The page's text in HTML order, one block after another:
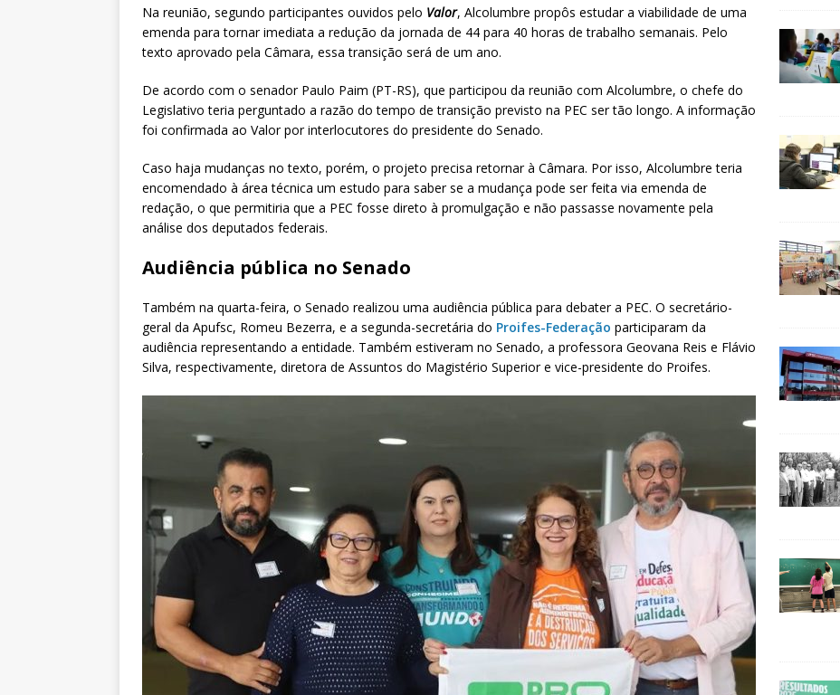
Na reunião, segundo participantes ouvidos pelo Valor, Alcolumbre propôs estudar a viabilidade de uma
emenda para tornar imediata a redução da jornada de 44 para 40 horas de trabalho semanais. Pelo
texto aprovado pela Câmara, essa transição será de um ano.
De acordo com o senador Paulo Paim (PT-RS), que participou da reunião com Alcolumbre, o chefe do
Legislativo teria perguntado a razão do tempo de transição previsto na PEC ser tão longo. A informação
foi confirmada ao Valor por interlocutores do presidente do Senado.
Caso haja mudanças no texto, porém, o projeto precisa retornar à Câmara. Por isso, Alcolumbre teria
encomendado à área técnica um estudo para saber se a mudança pode ser feita via emenda de
redação, o que permitiria que a PEC fosse direto à promulgação e não passasse novamente pela
análise dos deputados federais.
Audiência pública no Senado
Também na quarta-feira, o Senado realizou uma audiência pública para debater a PEC. O secretário-
geral da Apufsc, Romeu Bezerra, e a segunda-secretária do Proifes-Federação participaram da
audiência representando a entidade. Também estiveram no Senado, a professora Geovana Reis e Flávio
Silva, respectivamente, diretora de Assuntos do Magistério Superior e vice-presidente do Proifes.